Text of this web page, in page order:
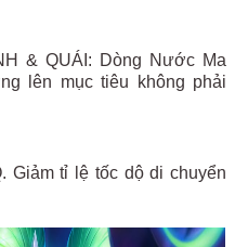
& QUÁI: Dòng Nước Ma
lên mục tiêu không phải
Giảm tỉ lệ tốc dộ di chuyển